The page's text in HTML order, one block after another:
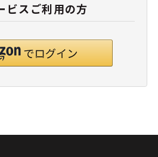
ビスご利用の方